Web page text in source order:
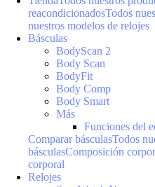
reacondicionadosTodos
nuestros modelos de relojes
Básculas
BodyScan 2
Body Scan
BodyFit
Body Comp
Body Smart
Más
Funciones del
Comparar básculasTodos
básculasComposición
corporal
Relojes